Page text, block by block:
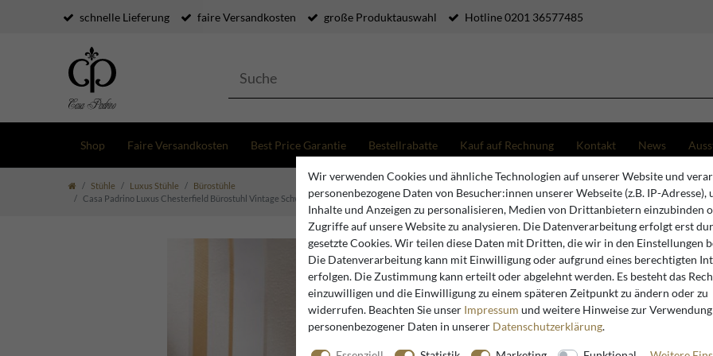
schnelle Lieferung faire Versandkosten große Produktauswahl Hotline 0201 36577485
Shop Faire Versandkosten Best Price Garantie Bestellrabatte Kauf auf Rechnung Kontakt News
Stühle Luxus Stühle
Bürostühle
Casa Padrino Luxus Chesterfield Bürostuhl Vintage Schwarz / Dunkelbraun 64 x 49 x H. 107-117 cm - Höhenverstellbarer Schreibtischstuhl mit Echtleder -
Casa Padrino
Casa
Vintage
H. 107-
Wir verwenden Cookies und ähnliche Technologien auf unserer Website und
personenbezogene Daten von Besucher:innen unserer Webseite (z.B. IP-Adresse),
Inhalte und Anzeigen zu personalisieren, Medien von Drittanbietern einzubinden
Zugriffe auf unsere Website zu analysieren. Die Datenverarbeitung erfolgt erst
gesetzte Cookies. Wir teilen diese Daten mit Dritten, die wir in den Einstellungen
Die Datenverarbeitung kann mit Einwilligung oder aufgrund eines berechtigten
erfolgen. Die Zustimmung kann erteilt oder abgelehnt werden. Es besteht das
einzuwilligen und die Einwilligung zu einem späteren Zeitpunkt zu ändern oder zu
widerrufen. Beachten Sie unser Impressum und weitere Hinweise zur Verwendung
personenbezogener Daten in unserer Daten­schutz­erklärung.